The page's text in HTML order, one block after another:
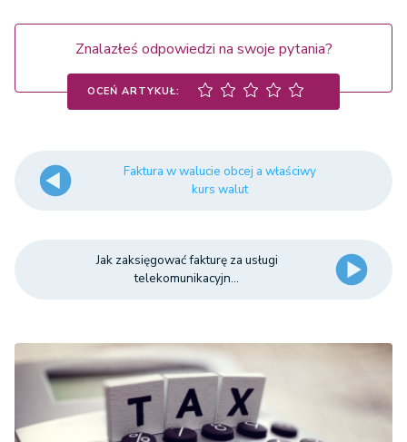
Znalazłeś odpowiedzi na swoje pytania?
OCEŃ ARTYKUŁ:
Faktura w walucie obcej a właściwy
kurs walut
Jak zaksięgować fakturę za usługi
telekomunikacyjn...